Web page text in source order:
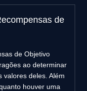
de
de Objetivo
ao determinar
valores deles. Além
houver uma